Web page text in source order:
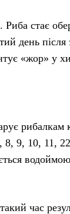
стає
день
«жор» у
рибалкам
9, 10, 11,
водоймою
час